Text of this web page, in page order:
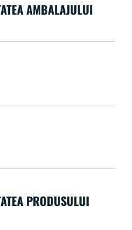
AMBALAJULUI
PRODUSULUI